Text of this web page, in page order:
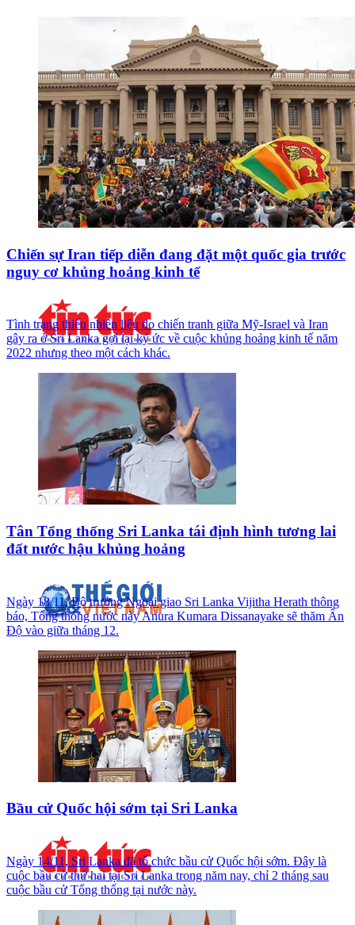
Chiến sự Iran tiếp diễn đang đặt một quốc gia trước
nguy cơ khủng hoảng kinh tế
Tình trạng thiếu nhiên liệu do chiến tranh giữa Mỹ-Israel và Iran
gây ra ở Sri Lanka gợi lại ký ức về cuộc khủng hoảng kinh tế năm
2022 nhưng theo một cách khác.
Tân Tổng thống Sri Lanka tái định hình tương lai
đất nước hậu khủng hoảng
Ngày 18/11, Bộ trưởng Ngoại giao Sri Lanka Vijitha Herath thông
báo, Tổng thống nước này Anura Kumara Dissanayake sẽ thăm Ấn
Độ vào giữa tháng 12.
Bầu cử Quốc hội sớm tại Sri Lanka
Ngày 14/11, Sri Lanka đã tổ chức bầu cử Quốc hội sớm. Đây là
cuộc bầu cử thứ hai tại Sri Lanka trong năm nay, chỉ 2 tháng sau
cuộc bầu cử Tổng thống tại nước này.